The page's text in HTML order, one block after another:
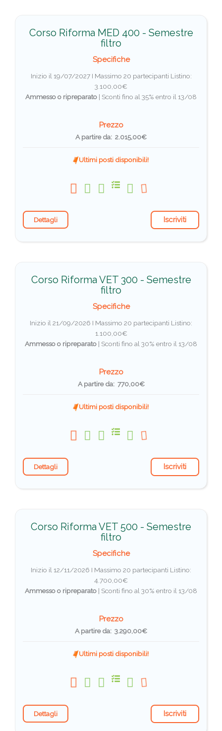
Corso Riforma MED 400 - Semestre
filtro
Specifiche
Inizio il 19/07/2027 I Massimo 20 partecipanti Listino:
3.100,00€
Ammesso o ripreparato | Sconti fino al 35% entro il 13/08
Prezzo
A partire da: 2.015,00€
Ultimi posti disponibili!
Dettagli Iscriviti
Corso Riforma VET 300 - Semestre
filtro
Specifiche
Inizio il 21/09/2026 I Massimo 20 partecipanti Listino:
1.100,00€
Ammesso o ripreparato | Sconti fino al 30% entro il 13/08
Prezzo
A partire da: 770,00€
Ultimi posti disponibili!
Dettagli Iscriviti
Corso Riforma VET 500 - Semestre
filtro
Specifiche
Inizio il 12/11/2026 I Massimo 20 partecipanti Listino:
4.700,00€
Ammesso o ripreparato | Sconti fino al 30% entro il 13/08
Prezzo
A partire da: 3.290,00€
Ultimi posti disponibili!
Dettagli Iscriviti